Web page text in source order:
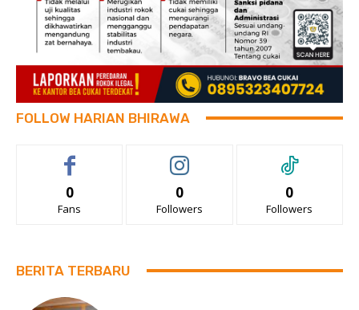
FOLLOW HARIAN BHIRAWA
0
Fans
0
Followers
0
Followers
BERITA TERBARU